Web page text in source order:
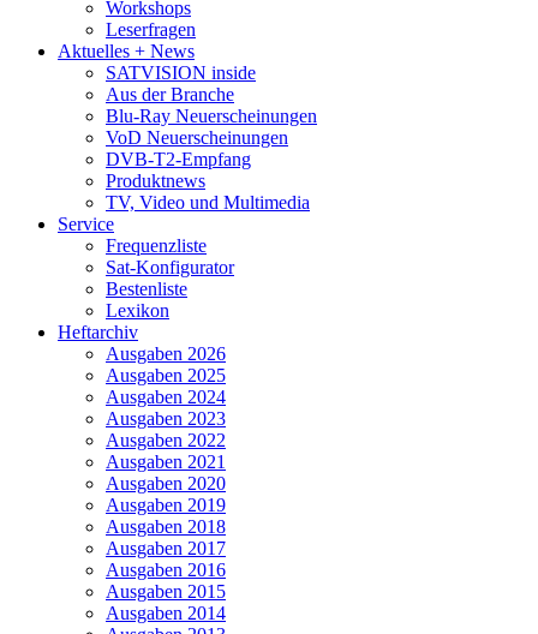
Workshops
Leserfragen
Aktuelles + News
SATVISION inside
Aus der Branche
Blu-Ray Neuerscheinungen
VoD Neuerscheinungen
DVB-T2-Empfang
Produktnews
TV, Video und Multimedia
Service
Frequenzliste
Sat-Konfigurator
Bestenliste
Lexikon
Heftarchiv
Ausgaben 2026
Ausgaben 2025
Ausgaben 2024
Ausgaben 2023
Ausgaben 2022
Ausgaben 2021
Ausgaben 2020
Ausgaben 2019
Ausgaben 2018
Ausgaben 2017
Ausgaben 2016
Ausgaben 2015
Ausgaben 2014